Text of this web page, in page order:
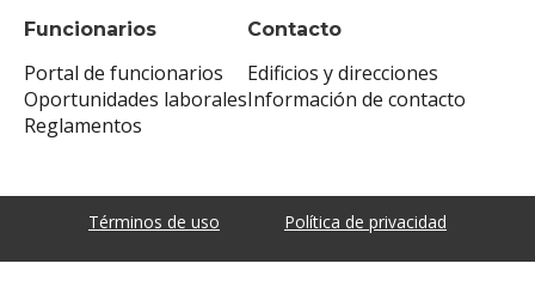
Funcionarios
Portal de funcionarios
Oportunidades laborales
Reglamentos
Contacto
Edificios y direcciones
Información de contacto
Términos de uso Política de privacidad